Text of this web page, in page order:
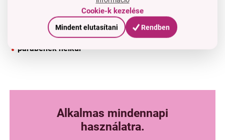
biztosítja a intenzív hidratációt
rugalmaséssimamarad
SLS és SLES mentes -kíméletesebb a bőr számára
parabének nélkül
Alkalmas mindennapi
használatra.
Cookie-k kezelése
Mindent elutasítani Rendben